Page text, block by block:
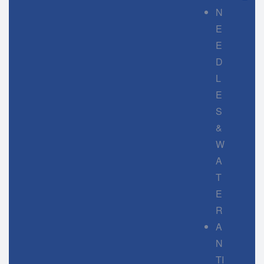
N
E
E
D
L
E
S
&
W
A
T
E
R
A
N
TI